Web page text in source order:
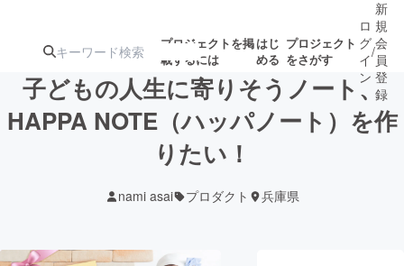
プロジェクトを掲
載するには
はじ
める
プロジェクト
をさがす
注目の新着プロ 募集終了が近いプ
ロ
グ
イ
ン
/
新
規
会
員
登
録
子どもの人生に寄りそうノート、
HAPPA NOTE（ハッパノート）を作
りたい！
nami asai プロダクト 兵庫県